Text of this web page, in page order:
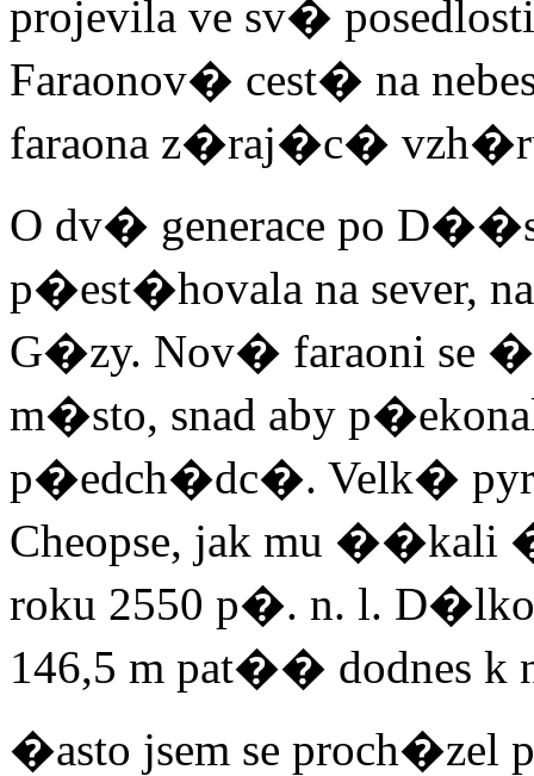
projevila ve sv�
Faraonov� cest� na
faraona z�raj�c�
O dv� generace po
p�est�hovala na sever,
G�zy. Nov� faraoni se
m�sto, snad aby
p�edch�dc�. Velk�
Cheopse, jak mu ��kali
roku 2550 p�. n. l.
146,5 m pat�� dodnes
�asto jsem se proch�zel